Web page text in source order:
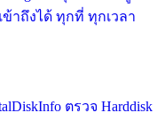
าถึงได้ ทุกที่ ทุกเวลา
ตรวจ Harddisk